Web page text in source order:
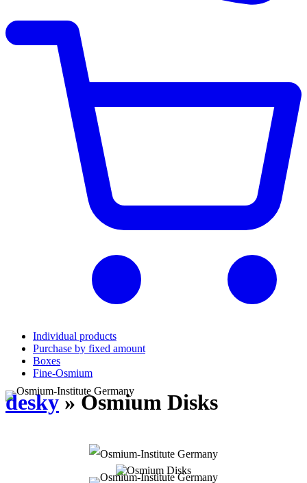
Individual products
Purchase by fixed amount
Boxes
Fine-Osmium
desky» Osmium Disks